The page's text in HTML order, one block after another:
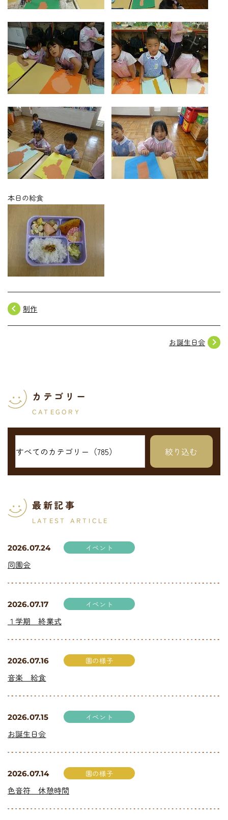
本日の給食
navigate_before 制作
navigate_next
お誕生日会
カテゴリー
CATEGORY
最新記事
LATEST ARTICLE
2026.07.24 イベント
同園会
2026.07.17 イベント
１学期 終業式
2026.07.16 園の様子
音楽 給食
2026.07.15 イベント
お誕生日会
2026.07.14 園の様子
色音符 休憩時間